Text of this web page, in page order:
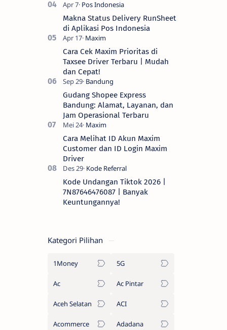
Makna Status Delivery RunSheet
di Aplikasi Pos Indonesia
Cara Cek Maxim Prioritas di
Taxsee Driver Terbaru | Mudah
dan Cepat!
Gudang Shopee Express
Bandung: Alamat, Layanan, dan
Jam Operasional Terbaru
Cara Melihat ID Akun Maxim
Customer dan ID Login Maxim
Driver
Kode Undangan Tiktok 2026 |
7N87646476087 | Banyak
Keuntungannya!
Kategori Pilihan
1Money 5G
Ac Ac Pintar
Aceh Selatan ACI
Acommerce Adadana